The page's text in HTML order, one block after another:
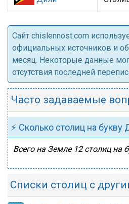
Cайт chislennost.com
официальных источников и
месяц. Некоторые данные
отсутствия последней
Часто задаваемые
⚡ Сколько столиц на букву
Всего на Земле 12 столиц на
Списки столиц с